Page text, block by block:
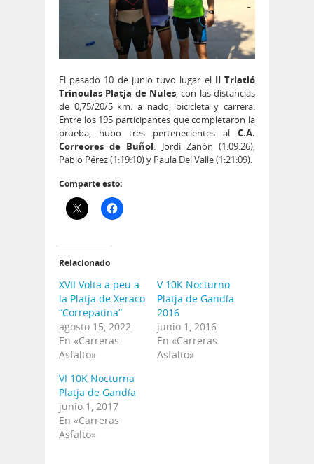
El pasado 10 de junio tuvo lugar el II Triatló
Trinoulas Platja de Nules, con las distancias
de 0,75/20/5 km. a nado, bicicleta y carrera.
Entre los 195 participantes que completaron la
prueba, hubo tres pertenecientes al C.A.
Correores de Buñol: Jordi Zanón (1:09:26),
Pablo Pérez (1:19:10) y Paula Del Valle (1:21:09).
Comparte esto:
Relacionado
XVII Volta a peu a
la Platja de Xeraco
“Correpatina”
agosto 15, 2022
En «Carreras
Asfalto»
V 10K Nocturno
Platja de Gandía
2016
junio 1, 2016
En «Carreras
Asfalto»
VI 10K Nocturna
Platja de Gandía
junio 1, 2017
En «Carreras
Asfalto»